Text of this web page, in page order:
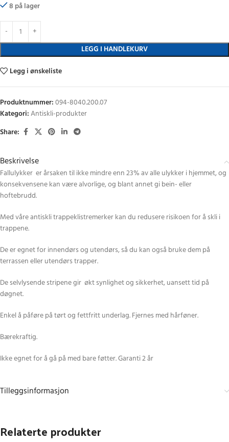
8 på lager
LEGG I HANDLEKURV
Legg i ønskeliste
Produktnummer:094-8040.200.07
Kategori:Antiskli-produkter
Share:
Beskrivelse
Fallulykker er årsaken til ikke mindre enn 23% av alle ulykker i hjemmet, og
konsekvensene kan være alvorlige, og blant annet gi bein- eller
hoftebrudd.
Med våre antiskli trappeklistremerker kan du redusere risikoen for å skli i
trappene.
De er egnet for innendørs og utendørs, så du kan også bruke dem på
terrassen eller utendørs trapper.
De selvlysende stripene gir økt synlighet og sikkerhet, uansett tid på
døgnet.
Enkel å påføre på tørt og fettfritt underlag. Fjernes med hårføner.
Bærekraftig.
Ikke egnet for å gå på med bare føtter. Garanti 2 år
Tilleggsinformasjon
Relaterte produkter